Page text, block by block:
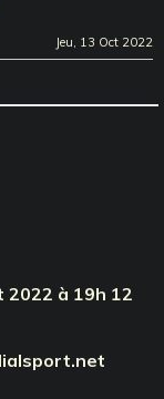
Jeu, 13 Oct 2022
2022 à 19h 12